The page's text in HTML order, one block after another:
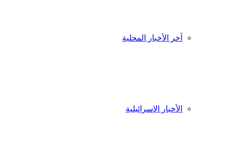
آخر الأخبار المحلية
الأخبار الإسرائيلية